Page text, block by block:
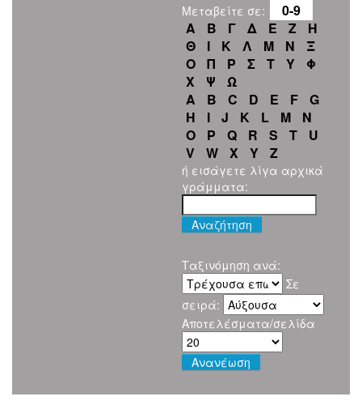
Μεταβείτε σε:
0-9
Α
Β Γ Δ Ε Ζ
Η
Θ
Ι Κ Λ Μ Ν
Ξ
Ο
Π Ρ Σ Τ Υ
Φ
Χ
Ψ
Ω
A
B C D E F
G
H
I J K L M
N
O
P Q R S T
U
V
W X Y Z
ή εισάγετε λίγα αρχικά
γράμματα:
Ταξινόμηση ανά:
Σε
σειρά:
Αποτελέσματα/σελίδα